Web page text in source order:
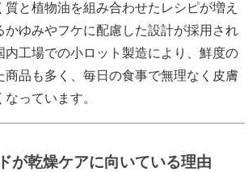
質と植物油を組み合わせたレシピが増え
かゆみやフケに配慮した設計が採用され
内工場での小ロット製造により、鮮度の
商品も多く、毎日の食事で無理なく皮膚
っています。
が乾燥ケアに向いている理由